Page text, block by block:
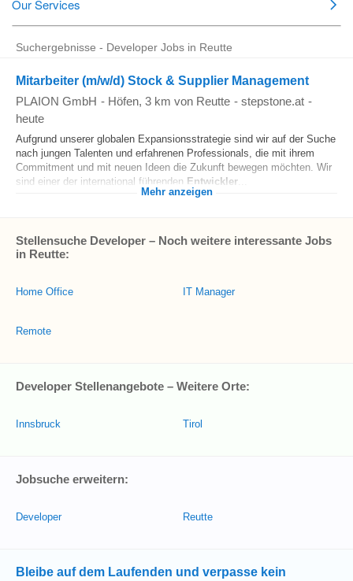
Suchergebnisse - Developer Jobs in Reutte
Mitarbeiter (m/w/d) Stock & Supplier Management
PLAION GmbH - Höfen, 3 km von Reutte - stepstone.at -
heute
Aufgrund unserer globalen Expansionsstrategie sind wir auf der Suche
nach jungen Talenten und erfahrenen Professionals, die mit ihrem
Commitment und mit neuen Ideen die Zukunft bewegen möchten. Wir
sind einer der international führenden Entwickler
Mehr anzeigen
Stellensuche Developer – Noch weitere interessante Jobs
in Reutte:
Home Office
Remote
IT Manager
Developer Stellenangebote – Weitere Orte:
Innsbruck Tirol
Jobsuche erweitern:
Developer Reutte
Bleibe auf dem Laufenden und verpasse kein